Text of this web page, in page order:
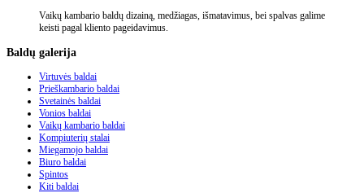
Vaikų kambario baldų dizainą, medžiagas, išmatavimus, bei spalvas galime
keisti pagal kliento pageidavimus.
Baldų galerija
Virtuvės baldai
Prieškambario baldai
Svetainės baldai
Vonios baldai
Vaikų kambario baldai
Kompiuterių stalai
Miegamojo baldai
Biuro baldai
Spintos
Kiti baldai